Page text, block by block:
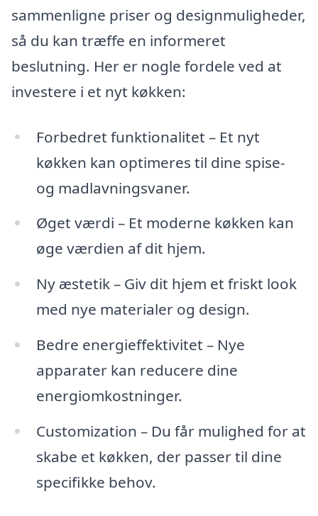
sammenligne priser og designmuligheder,
så du kan træffe en informeret
beslutning. Her er nogle fordele ved at
investere i et nyt køkken:
Forbedret funktionalitet – Et nyt
køkken kan optimeres til dine spise-
og madlavningsvaner.
Øget værdi – Et moderne køkken kan
øge værdien af dit hjem.
Ny æstetik – Giv dit hjem et friskt look
med nye materialer og design.
Bedre energieffektivitet – Nye
apparater kan reducere dine
energiomkostninger.
Customization – Du får mulighed for at
skabe et køkken, der passer til dine
specifikke behov.